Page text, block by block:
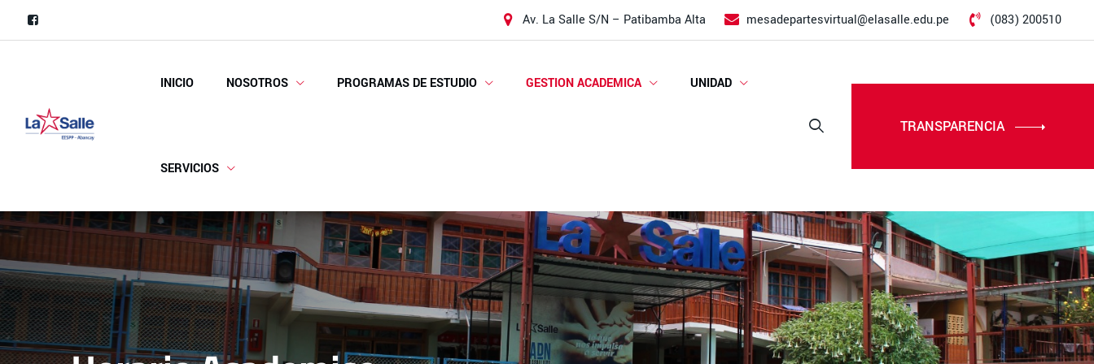
to
Av. La Salle S/N – Patibamba Alta mesadepartesvirtual@elasalle.edu.pe (083) 200510
INICIO NOSOTROS PROGRAMAS DE ESTUDIO GESTION ACADEMICA UNIDAD
SERVICIOS
TRANSPARENCIA